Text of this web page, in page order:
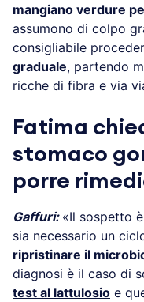
mangiano verdure
assumono di colpo
consigliabile
graduale, partendo
ricche di fibra e via
Fatima
stomaco
porre
Gaffuri: «Il sospetto
sia necessario un
ripristinare il
diagnosi è il caso di
test al lattulosio e